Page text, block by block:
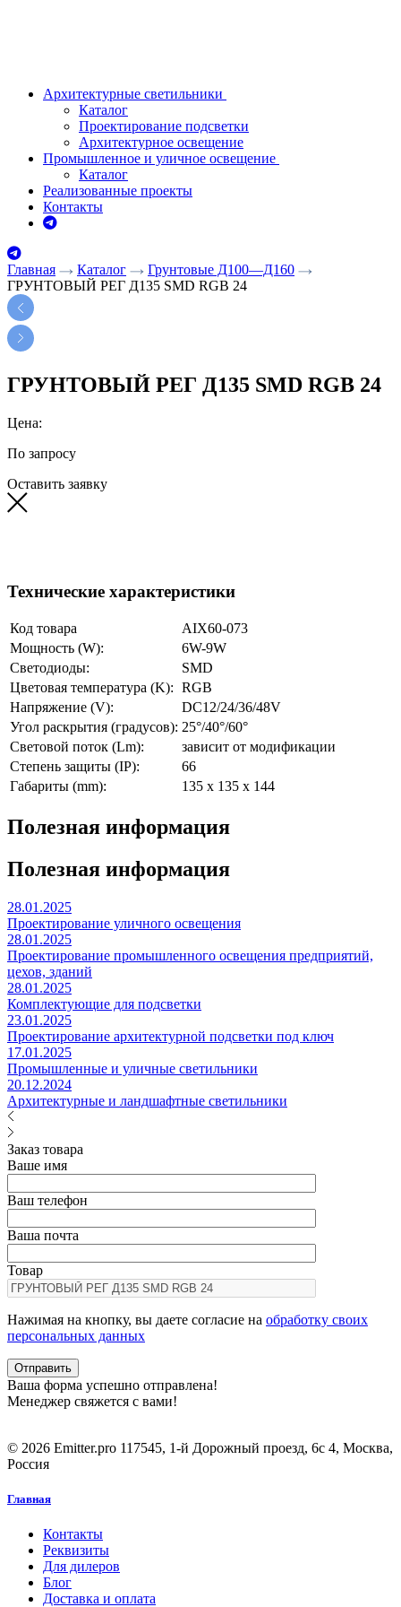
Архитектурные светильники
Каталог
Проектирование подсветки
Архитектурное освещение
Промышленное и уличное освещение
Каталог
Реализованные проекты
Контакты
Главная Каталог
Грунтовые Д100—Д160
ГРУНТОВЫЙ РЕГ Д135 SMD RGB 24
ГРУНТОВЫЙ РЕГ Д135 SMD RGB 24
Цена:
По запросу
Оставить заявку
Технические характеристики
Код товара
AIX60-073
Мощность (W):
6W-9W
Светодиоды:
SMD
Цветовая температура (K): RGB
Напряжение (V):
DC12/24/36/48V
Угол раскрытия (градусов): 25°/40°/60°
Световой поток (Lm):
зависит от модификации
Степень защиты (IP):
66
Габариты (mm):
135 x 135 x 144
Полезная информация
Полезная информация
28.01.2025
Проектирование уличного освещения
28.01.2025
Проектирование промышленного освещения предприятий,
цехов, зданий
28.01.2025
Комплектующие для подсветки
23.01.2025
Проектирование архитектурной подсветки под ключ
17.01.2025
Промышленные и уличные светильники
20.12.2024
Архитектурные и ландшафтные светильники
Заказ товара
Ваше имя
Ваш телефон
Ваша почта
Товар
Нажимая на кнопку, вы даете согласие на обработку своих
персональных данных
Ваша форма успешно отправлена!
Менеджер свяжется с вами!
© 2026 Emitter.pro 117545, 1-й Дорожный проезд, 6с 4, Москва,
Россия
Главная
Контакты
Реквизиты
Для дилеров
Блог
Доставка и оплата